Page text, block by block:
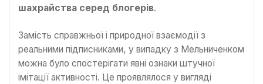
шахрайства серед блогерів.
Замість справжньої і природної взаємодії з
реальними підписниками, у випадку з Мельниченком
можна було спостерігати явні ознаки штучної
імітації активності. Це проявлялося у вигляді